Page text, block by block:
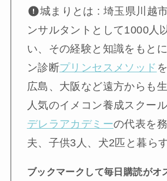
城まりとは : 埼玉県川越
ンサルタントとして1000人
い、その経験と知識をもと
ン診断プリンセスメソッド
広島、大阪など遠方からも
人気のイメコン養成スクー
デレラアカデミーの代表を
夫、子供3人、犬2匹と暮らす
ブックマークして毎日購読がオ